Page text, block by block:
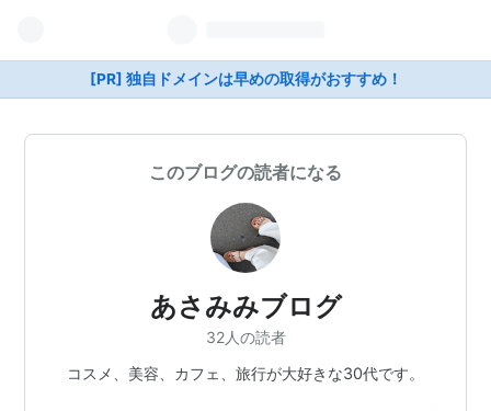
[PR] 独自ドメインは早めの取得がおすすめ！
このブログの読者になる
あさみみブログ
32人の読者
コスメ、美容、カフェ、旅行が大好きな30代です。